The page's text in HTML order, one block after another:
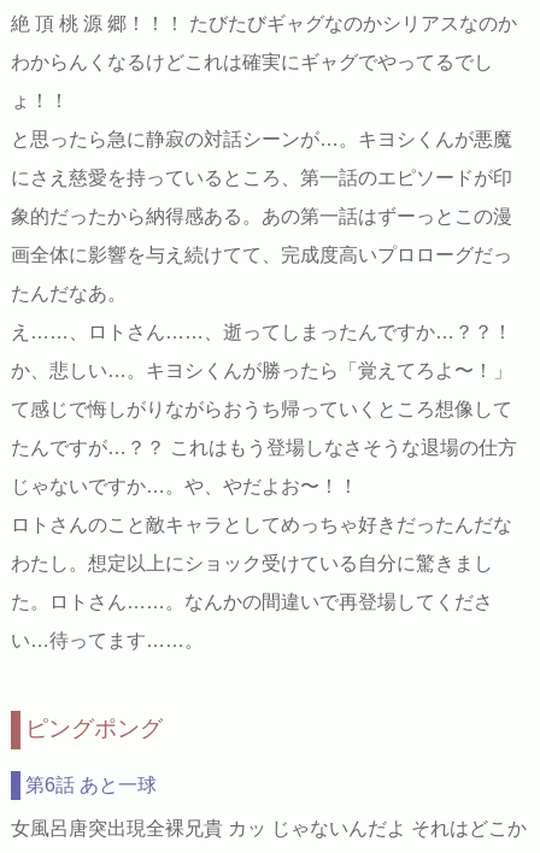
絶 頂 桃 源 郷！！！ たびたびギャグなのかシリアスなのか
わからんくなるけどこれは確実にギャグでやってるでし
ょ！！
と思ったら急に静寂の対話シーンが…。キヨシくんが悪魔
にさえ慈愛を持っているところ、第一話のエピソードが印
象的だったから納得感ある。あの第一話はずーっとこの漫
画全体に影響を与え続けてて、完成度高いプロローグだっ
たんだなあ。
え……、ロトさん……、逝ってしまったんですか…？？！
か、悲しい…。キヨシくんが勝ったら「覚えてろよ〜！」
て感じで悔しがりながらおうち帰っていくところ想像して
たんですが…？？ これはもう登場しなさそうな退場の仕方
じゃないですか…。や、やだよお〜！！
ロトさんのこと敵キャラとしてめっちゃ好きだったんだな
わたし。想定以上にショック受けている自分に驚きまし
た。ロトさん……。なんかの間違いで再登場してくださ
い…待ってます……。
ピングポング
第6話 あと一球
女風呂唐突出現全裸兄貴 カッ じゃないんだよ それはどこか